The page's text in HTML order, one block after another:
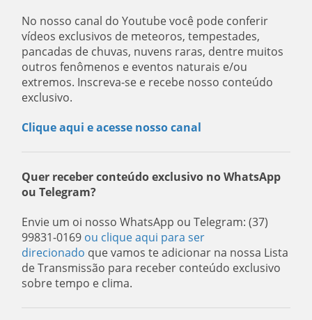
No nosso canal do Youtube você pode conferir
vídeos exclusivos de meteoros, tempestades,
pancadas de chuvas, nuvens raras, dentre muitos
outros fenômenos e eventos naturais e/ou
extremos. Inscreva-se e recebe nosso conteúdo
exclusivo.
Clique aqui e acesse nosso canal
Quer receber conteúdo exclusivo no WhatsApp
ou Telegram?
Envie um oi nosso WhatsApp ou Telegram: (37)
99831-0169 ou clique aqui para ser
direcionado que vamos te adicionar na nossa Lista
de Transmissão para receber conteúdo exclusivo
sobre tempo e clima.